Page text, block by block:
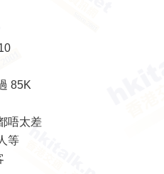
85K
唔太差
等